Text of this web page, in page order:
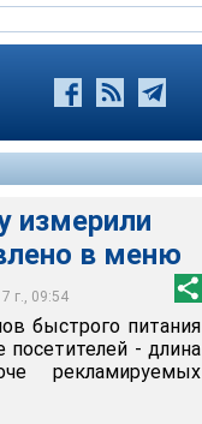
измерили
в меню
г., 09:54
заподозрена в
быстрого питания
посетителей - длина
рекламируемых